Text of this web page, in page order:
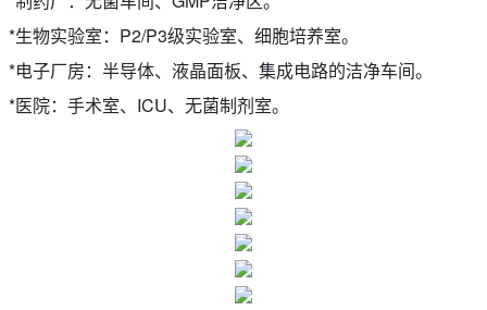
*生物实验室：P2/P3级实验室、细胞培养室。
*电子厂房：半导体、液晶面板、集成电路的洁净车间。
*医院：手术室、ICU、无菌制剂室。